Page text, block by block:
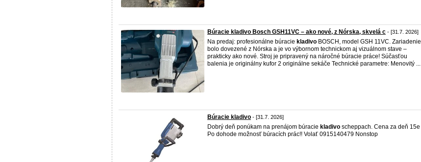
Búracie kladivo Bosch GSH11VC – ako nové, z Nórska, skvelá c - [31.7. 2026]
Na predaj: profesionálne búracie kladivo BOSCH, model GSH 11VC. Zariadenie
bolo dovezené z Nórska a je vo výbornom technickom aj vizuálnom stave –
prakticky ako nové. Stroj je pripravený na náročné búracie práce! Súčasťou
balenia je originálny kufor 2 originálne sekáče Technické parametre: Menovitý ...
Búracie kladivo - [31.7. 2026]
Dobrý deň ponúkam na prenájom búracie kladivo scheppach. Cena za deň 15e
Po dohode možnosť búracích prác!! Volať 0915140479 Nonstop